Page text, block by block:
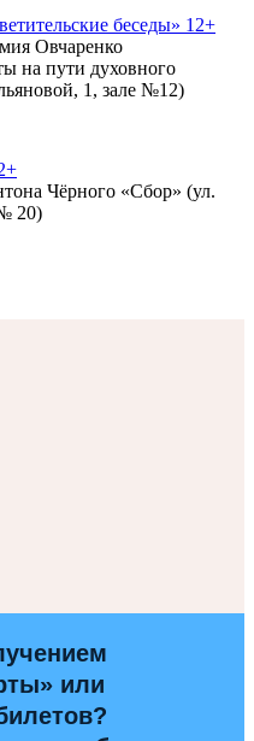
беседы» 12+
Овчаренко
на пути духовного
1, зале №12)
Чёрного «Сбор» (ул.
20)
или